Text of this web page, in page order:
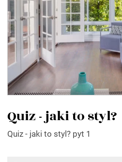
Quiz - jaki to styl?
Quiz - jaki to styl? pyt 1